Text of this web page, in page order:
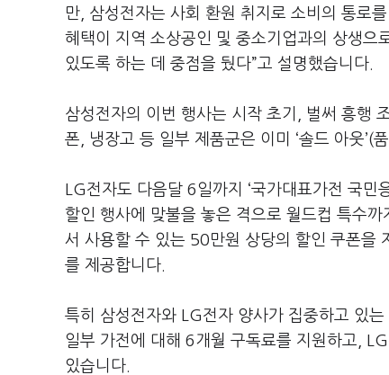
만
삼성전자는 사회 환원 취지로 소비의 통로
혜택이 지역 소상공인 및 중소기업과의 상생으
있도록 하는 데 중점을 뒀다”고 설명했습니다
삼성전자의 이번 행사는 시작 초기 벌써 흥행
폰
냉장고 등 일부 제품군은 이미 ‘솔드 아웃’(
LG전자도 다음달 6일까지 ‘국가대표가전 국민
할인 행사에 맞불을 놓은 격으로 월드컵 특수까
서 사용할 수 있는 50만원 상당의 할인 쿠폰을
를 제공합니다
특히 삼성전자와 LG전자 양사가 집중하고 있는
일부 가전에 대해 6개월 구독료를 지원하고 , LG
있습니다